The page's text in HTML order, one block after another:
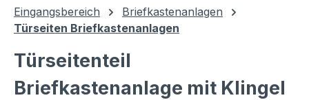
Eingangsbereich
Briefkastenanlagen
Türseiten Briefkastenanlagen
Türseitenteil
Briefkastenanlage mit Klingel